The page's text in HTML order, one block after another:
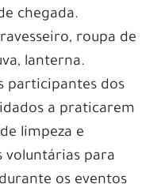
chegada.
roupa de
lanterna.
participantes dos
a praticarem
limpeza e
voluntárias para
os eventos